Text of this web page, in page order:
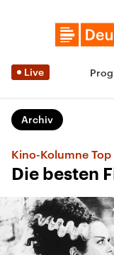
Live
Archiv
Kino-Kolumne Top
Die besten